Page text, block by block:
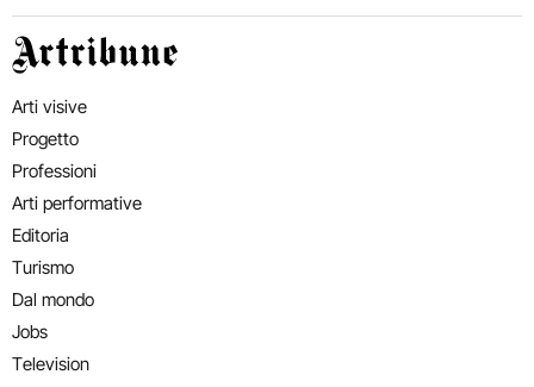
Artribune
Arti visive
Progetto
Professioni
Arti performative
Editoria
Turismo
Dal mondo
Jobs
Television